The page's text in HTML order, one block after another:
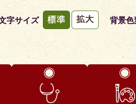
字サイズ 背景色